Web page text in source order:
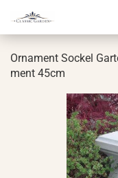
Or­na­ment So­ckel
ment 45cm